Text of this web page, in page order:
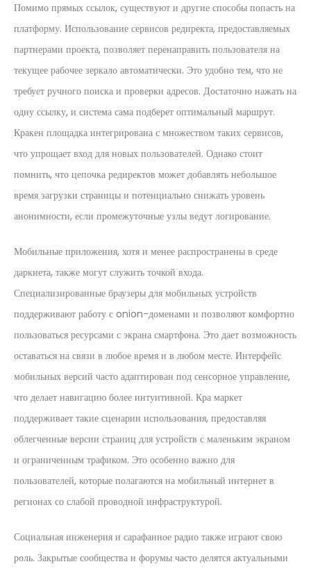
Помимо прямых ссылок, существуют и другие способы попасть на
платформу. Использование сервисов редиректа, предоставляемых
партнерами проекта, позволяет перенаправить пользователя на
текущее рабочее зеркало автоматически. Это удобно тем, что не
требует ручного поиска и проверки адресов. Достаточно нажать на
одну ссылку, и система сама подберет оптимальный маршрут.
Кракен площадка интегрирована с множеством таких сервисов,
что упрощает вход для новых пользователей. Однако стоит
помнить, что цепочка редиректов может добавлять небольшое
время загрузки страницы и потенциально снижать уровень
анонимности, если промежуточные узлы ведут логирование.
Мобильные приложения, хотя и менее распространены в среде
даркнета, также могут служить точкой входа.
Специализированные браузеры для мобильных устройств
поддерживают работу с onion-доменами и позволяют комфортно
пользоваться ресурсами с экрана смартфона. Это дает возможность
оставаться на связи в любое время и в любом месте. Интерфейс
мобильных версий часто адаптирован под сенсорное управление,
что делает навигацию более интуитивной. Кра маркет
поддерживает такие сценарии использования, предоставляя
облегченные версии страниц для устройств с маленьким экраном
и ограниченным трафиком. Это особенно важно для
пользователей, которые полагаются на мобильный интернет в
регионах со слабой проводной инфраструктурой.
Социальная инженерия и сарафанное радио также играют свою
роль. Закрытые сообщества и форумы часто делятся актуальными